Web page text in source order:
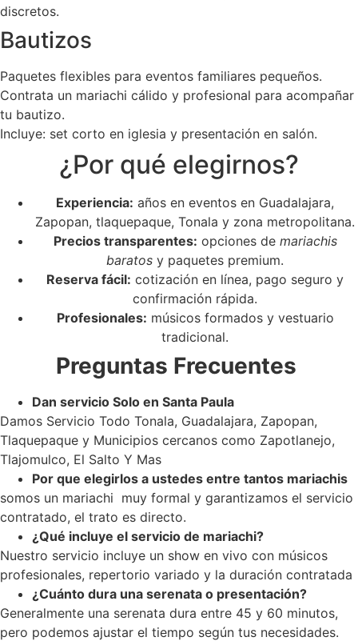
discretos.
Bautizos
Paquetes flexibles para eventos familiares pequeños.
Contrata un mariachi cálido y profesional para acompañar
tu bautizo.
Incluye: set corto en iglesia y presentación en salón.
¿Por qué elegirnos?
Experiencia: años en eventos en Guadalajara,
Zapopan, tlaquepaque, Tonala y zona metropolitana.
Precios transparentes: opciones de mariachis
baratos y paquetes premium.
Reserva fácil: cotización en línea, pago seguro y
confirmación rápida.
Profesionales: músicos formados y vestuario
tradicional.
Preguntas Frecuentes
Dan servicio Solo en Santa Paula
Damos Servicio Todo Tonala, Guadalajara, Zapopan,
Tlaquepaque y Municipios cercanos como Zapotlanejo,
Tlajomulco, El Salto Y Mas
Por que elegirlos a ustedes entre tantos mariachis
somos un mariachi muy formal y garantizamos el servicio
contratado, el trato es directo.
¿Qué incluye el servicio de mariachi?
Nuestro servicio incluye un show en vivo con músicos
profesionales, repertorio variado y la duración contratada
¿Cuánto dura una serenata o presentación?
Generalmente una serenata dura entre 45 y 60 minutos,
pero podemos ajustar el tiempo según tus necesidades.